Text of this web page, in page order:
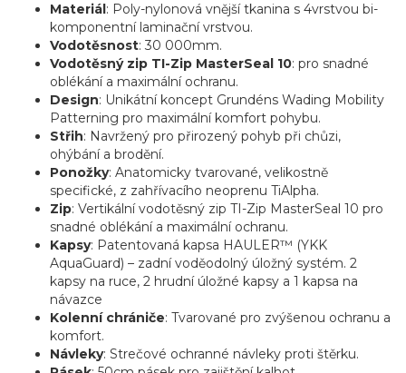
Materiál: Poly-nylonová vnější tkanina s 4vrstvou bi-
komponentní laminační vrstvou.
Vodotěsnost: 30 000mm.
Vodotěsný zip TI-Zip MasterSeal 10: pro snadné
oblékání a maximální ochranu.
Design: Unikátní koncept Grundéns Wading Mobility
Patterning pro maximální komfort pohybu.
Střih: Navržený pro přirozený pohyb při chůzi,
ohýbání a brodění.
Ponožky: Anatomicky tvarované, velikostně
specifické, z zahřívacího neoprenu TiAlpha.
Zip: Vertikální vodotěsný zip TI-Zip MasterSeal 10 pro
snadné oblékání a maximální ochranu.
Kapsy: Patentovaná kapsa HAULER™ (YKK
AquaGuard) – zadní voděodolný úložný systém. 2
kapsy na ruce, 2 hrudní úložné kapsy a 1 kapsa na
návazce
Kolenní chrániče: Tvarované pro zvýšenou ochranu a
komfort.
Návleky: Strečové ochranné návleky proti štěrku.